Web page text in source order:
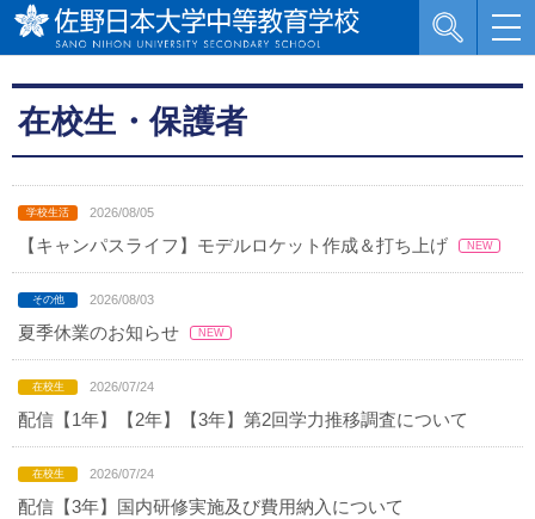
在校生・保護者
2026/08/05
【キャンパスライフ】モデルロケット作成＆打ち上げ
2026/08/03
夏季休業のお知らせ
2026/07/24
配信【1年】【2年】【3年】第2回学力推移調査について
2026/07/24
配信【3年】国内研修実施及び費用納入について